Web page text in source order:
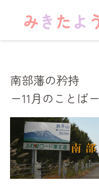
南部藩の矜持
ー11月のことばー